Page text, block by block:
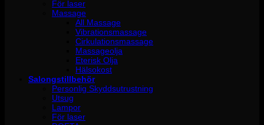
För laser
Massage
All Massage
Vibrationsmassage
Cirkulationsmassage
Massageolja
Eterisk Olja
Hälsokost
Salongstillbehör
Personlig Skyddsutrustning
Utsug
Lampor
För laser